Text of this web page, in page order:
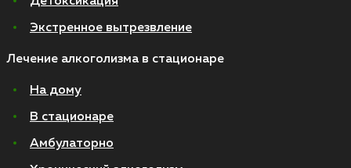
Экстренное вытрезвление
Лечение алкоголизма в стационаре
На дому
В стационаре
Амбулаторно